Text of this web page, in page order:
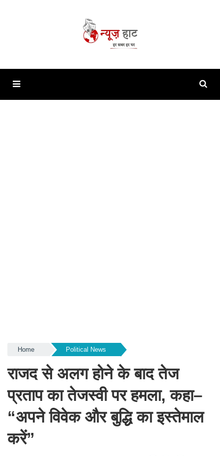
Home Political News
राजद से अलग होने के बाद तेज
प्रताप का तेजस्वी पर हमला, कहा–
“अपने विवेक और बुद्धि का इस्तेमाल
करें”